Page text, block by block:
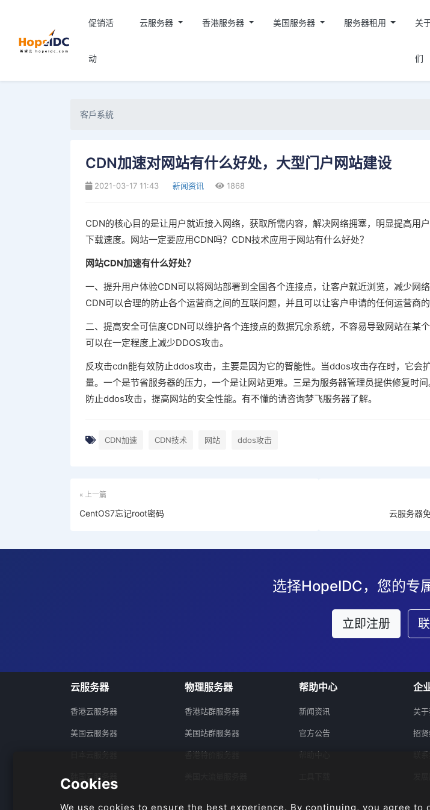
促销活
动
云服务器 香港服务器 美国服务器 服务器租用 关
们
客戶系統
CDN加速对网站有什么好处，大型门户网站建设
2021-03-17 11:43 新闻资讯 1868
CDN的核心目的是让用户就近接入网络，获取所需内容，解决网络拥塞，明显提高用
下载速度。网站一定要应用CDN吗？CDN技术应用于网站有什么好处？
网站CDN加速有什么好处？
一、提升用户体验CDN可以将网站部署到全国各个连接点，让客户就近浏览，减少网
CDN可以合理的防止各个运营商之间的互联问题，并且可以让客户申请的任何运营商
二、提高安全可信度CDN可以维护各个连接点的数据冗余系统，不容易导致网站在某
可以在一定程度上减少DDOS攻击。
反攻击cdn能有效防止ddos攻击，主要是因为它的智能性。当ddos攻击存在时，它会
量。一个是节省服务器的压力，一个是让网站更难。三是为服务器管理员提供修复时
防止ddos攻击，提高网站的安全性能。有不懂的请咨询梦飞服务器了解。
CDN加速 CDN技术 网站 ddos攻击
« 上一篇
CentOS7忘记root密码 云服务器
选择HopeIDC，您的专
立即注册
云服务器
香港云服务器
美国云服务器
日本云服务器
韩国云服务器
物理服务器
香港站群服务器
美国站群服务器
香港特价服务器
帮助中心
新闻资讯
官方公告
帮助中心
企
关
招
联
Cookies
We use cookies to ensure the best experience. By continuing, you agree to